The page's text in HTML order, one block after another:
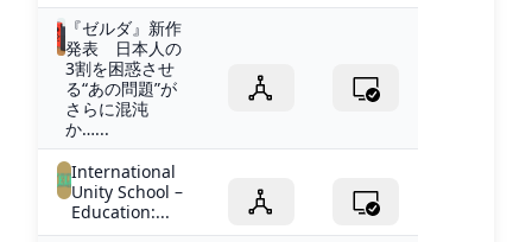
『ゼルダ』新作
発表 日本人の
3割を困惑させ
る“あの問題”が
さらに混沌
か…...
International
Unity School –
Education:...